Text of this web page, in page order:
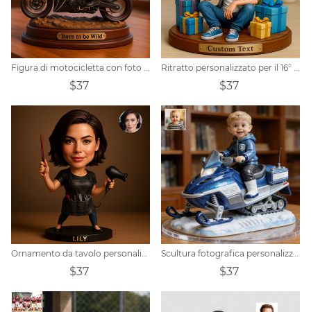
Figura di motocicletta con foto personalizzata
$37
Ritratto personalizzato per il 16° compleanno di un ragazzo
$37
Ornamento da tavolo personalizzato con ritratto di stilista femminile
$37
Scultura fotografica personalizzata con motoslitta
$37